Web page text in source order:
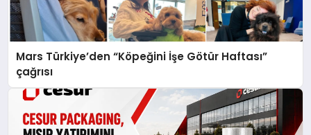
Mars Türkiye’den “Köpeğini İşe Götür Haftası”
çağrısı